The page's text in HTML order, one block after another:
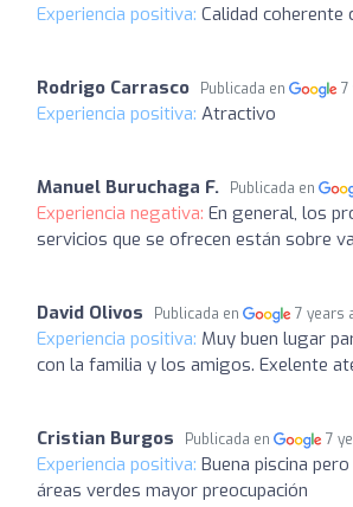
Experiencia positiva: Calidad coherente
Rodrigo Carrasco Publicada en 7
Experiencia positiva: Atractivo
Manuel Buruchaga F. Publicada en
Experiencia negativa: En general, los
servicios que se ofrecen están sobre
David Olivos Publicada en 7 years
Experiencia positiva: Muy buen lugar
con la familia y los amigos. Exelente
Cristian Burgos Publicada en 7
Experiencia positiva: Buena piscina
áreas verdes mayor preocupación